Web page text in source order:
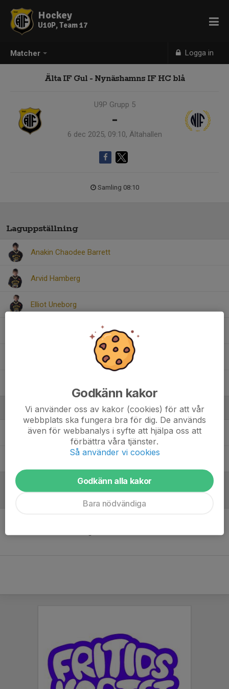
Matcher Logga in
Hockey
U10P, Team 17
Älta IF Gul - Nynäshamns IF HC blå
U9P Grupp 5
-
6 dec 2025, 09:10, Ältahallen
Samling 08:10
Laguppställning
Anakin Chaodee Barrett
Arvid Hamberg
Elliot Uneborg
Loui Fällman Landberg
Ledare
Christofer BarrettHjälptränare/Material/Slip
Godkänn kakor
Vi använder oss av kakor (cookies) för att vår
webbplats ska fungera bra för dig. De används
även för webbanalys i syfte att hjälpa oss att
förbättra våra tjänster.
Så använder vi cookies
Godkänn alla kakor
Bara nödvändiga